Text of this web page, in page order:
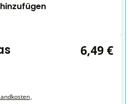
6,49 €
,